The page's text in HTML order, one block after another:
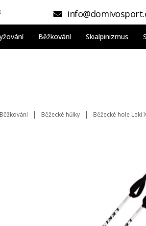
Běžkování Skialpinizmus
Běžkování Běžecké hůlky Běžecké hole Leki